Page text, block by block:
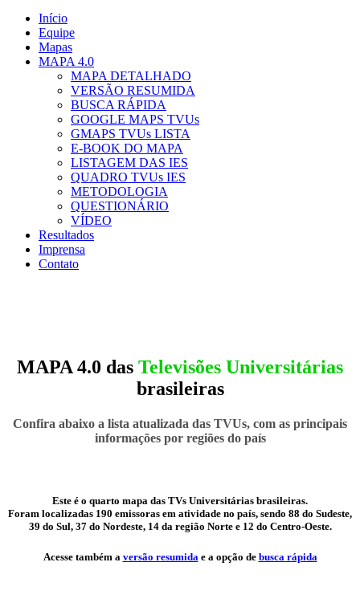
Início
Equipe
Mapas
MAPA 4.0
MAPA DETALHADO
VERSÃO RESUMIDA
BUSCA RÁPIDA
GOOGLE MAPS TVUs
GMAPS TVUs LISTA
E-BOOK DO MAPA
LISTAGEM DAS IES
QUADRO TVUs IES
METODOLOGIA
QUESTIONÁRIO
VÍDEO
Resultados
Imprensa
Contato
MAPA 4.0 das Televisões Universitárias
brasileiras
Confira abaixo a lista atualizada das TVUs, com as principais
informações por regiões do país
Este é o quarto mapa das TVs Universitárias brasileiras.
Foram localizadas 190 emissoras em atividade no país, sendo 88 do Sudeste,
39 do Sul, 37 do Nordeste, 14 da região Norte e 12 do Centro-Oeste.
Acesse também a versão resumidae a opção de busca rápida